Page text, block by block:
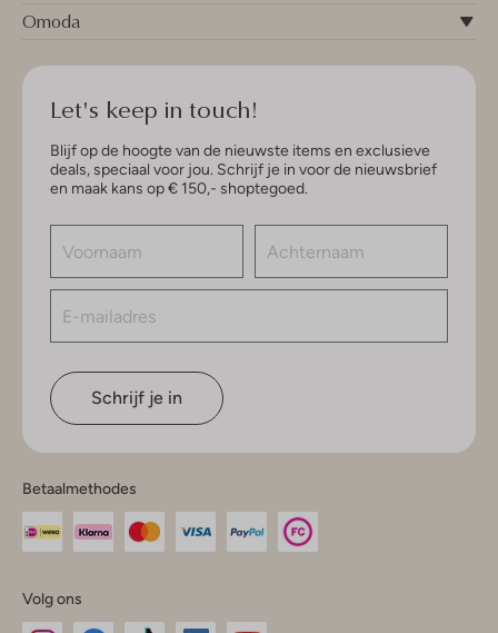
Omoda
Let's keep in touch!
Blijf op de hoogte van de nieuwste items en exclusieve
deals, speciaal voor jou. Schrijf je in voor de nieuwsbrief
en maak kans op € 150,- shoptegoed.
Schrijf je in
Betaalmethodes
Volg ons